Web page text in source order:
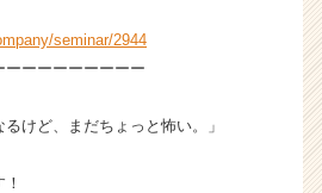
seminar/2944
ーーーーーーーー
るけど、まだちょっと怖い。」